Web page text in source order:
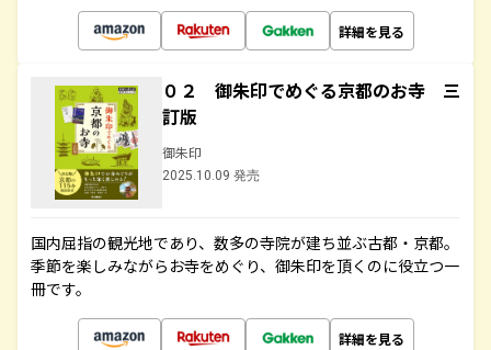
詳細を見る
０２ 御朱印でめぐる京都のお寺 三
訂版
御朱印
2025.10.09 発売
国内屈指の観光地であり、数多の寺院が建ち並ぶ古都・京都。
季節を楽しみながらお寺をめぐり、御朱印を頂くのに役立つ一
冊です。
詳細を見る